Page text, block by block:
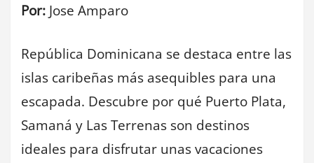
Por: Jose Amparo
República Dominicana se destaca entre las
islas caribeñas más asequibles para una
escapada. Descubre por qué Puerto Plata,
Samaná y Las Terrenas son destinos
ideales para disfrutar unas vacaciones